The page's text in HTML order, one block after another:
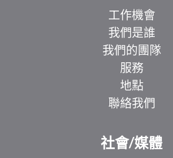
工作機會
我們是誰
我們的團隊
服務
地點
聯絡我們
社會/媒體